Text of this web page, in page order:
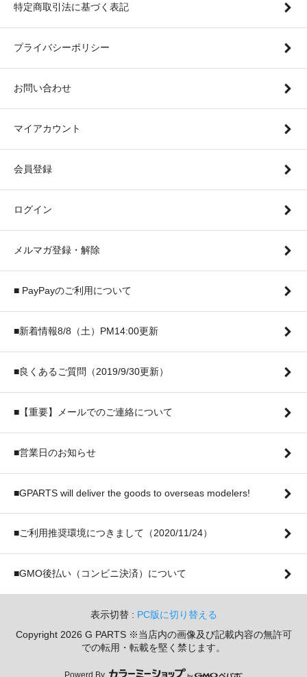
特定商取引法に基づく表記
プライバシーポリシー
お問い合わせ
マイアカウント
会員登録
ログイン
メルマガ登録・解除
■ PayPayのご利用について
■新着情報8/8（土）PM14:00更新
■良くあるご質問（2019/9/30更新）
■【重要】メールでのご連絡について
■営業日のお知らせ
■GPARTS will deliver the goods to overseas modelers!
■ご利用推奨環境につきまして（2020/11/24）
■GMO後払い（コンビニ決済）について
表示切替 : PC版に切り替える
Copyright 2026 G PARTS ※当店内の画像及び記載内容の無許可
での転用・転載を堅く禁じます。